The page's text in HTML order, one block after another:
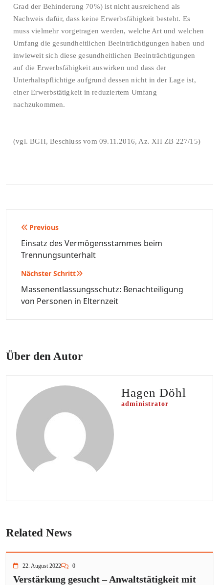
Grad der Behinderung 70%) ist nicht ausreichend als
Nachweis dafür, dass keine Erwerbsfähigkeit besteht. Es
muss vielmehr vorgetragen werden, welche Art und welchen
Umfang die gesundheitlichen Beeinträchtigungen haben und
inwieweit sich diese gesundheitlichen Beeinträchtigungen
auf die Erwerbsfähigkeit auswirken und dass der
Unterhaltspflichtige aufgrund dessen nicht in der Lage ist,
einer Erwerbstätigkeit in reduziertem Umfang
nachzukommen.
(vgl. BGH, Beschluss vom 09.11.2016, Az. XII ZB 227/15)
Beitragsnavigation
Previous
Einsatz des Vermögensstammes beim
Trennungsunterhalt
Nächster Schritt
Massenentlassungsschutz: Benachteiligung
von Personen in Elternzeit
Über den Autor
Hagen Döhl
administrator
Related News
22. August 2022 0
Verstärkung gesucht – Anwaltstätigkeit mit